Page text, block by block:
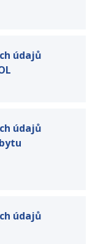
údajů
údajů
údajů